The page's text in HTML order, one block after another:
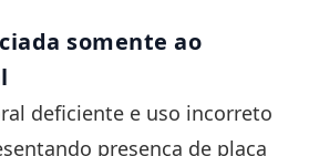
somente ao
deficiente e uso incorreto
presença de placa